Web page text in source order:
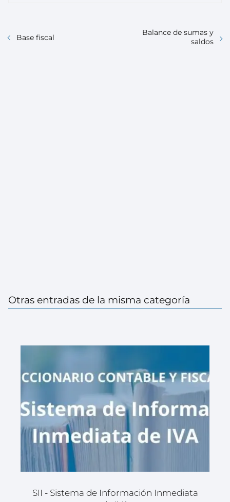
Base fiscal
Balance de sumas y
saldos
Otras entradas de la misma categoría
SII - Sistema de Información Inmediata